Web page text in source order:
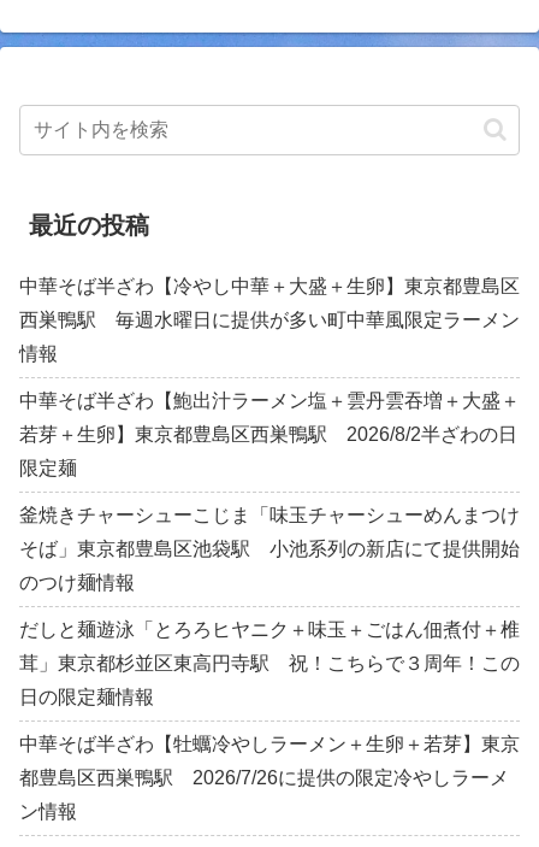
最近の投稿
中華そば半ざわ【冷やし中華＋大盛＋生卵】東京都豊島区
西巣鴨駅 毎週水曜日に提供が多い町中華風限定ラーメン
情報
中華そば半ざわ【鮑出汁ラーメン塩＋雲丹雲吞増＋大盛＋
若芽＋生卵】東京都豊島区西巣鴨駅 2026/8/2半ざわの日
限定麺
釜焼きチャーシューこじま「味玉チャーシューめんまつけ
そば」東京都豊島区池袋駅 小池系列の新店にて提供開始
のつけ麺情報
だしと麺遊泳「とろろヒヤニク＋味玉＋ごはん佃煮付＋椎
茸」東京都杉並区東高円寺駅 祝！こちらで３周年！この
日の限定麺情報
中華そば半ざわ【牡蠣冷やしラーメン＋生卵＋若芽】東京
都豊島区西巣鴨駅 2026/7/26に提供の限定冷やしラーメ
ン情報